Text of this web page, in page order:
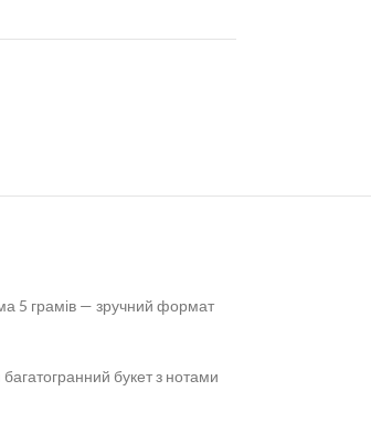
5 грамів — зручний формат
букет з нотами